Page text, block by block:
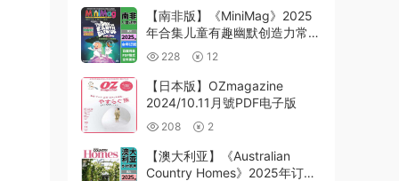
【南非版】《MiniMag》2025
年合集儿童有趣幽默创造力常识
阅读乐趣学习pdf杂志电子版
（年订阅）
228 12
【日本版】OZmagazine
2024/10.11月號PDF电子版
208 2
【澳大利亚】《Australian
Country Homes》2025年订阅